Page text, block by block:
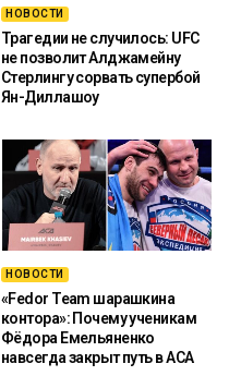
НОВОСТИ
Трагедии не случилось: UFC
не позволит Алджамейну
Стерлингу сорвать супербой
Ян-Диллашоу
НОВОСТИ
«Fedor Team шарашкина
контора»: Почему ученикам
Фёдора Емельяненко
навсегда закрыт путь в ACA